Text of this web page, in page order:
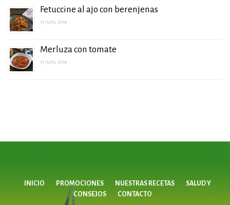
Fetuccine al ajo con berenjenas
31 julio, 2019
Merluza con tomate
31 julio, 2019
INICIO PROMOCIONES NUESTRAS RECETAS
SALUD Y
CONSEJOS
CONTACTO